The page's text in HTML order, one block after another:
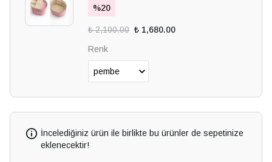
%20
₺ 2,100.00 ₺ 1,680.00
Renk
İncelediğiniz ürün ile birlikte bu ürünler de sepetinize
eklenecektir!